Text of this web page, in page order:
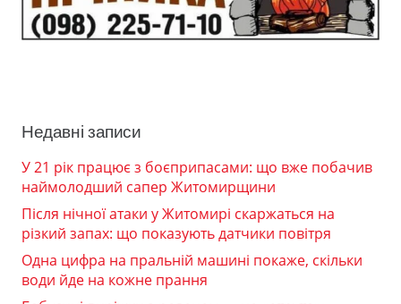
Недавні записи
У 21 рік працює з боєприпасами: що вже побачив
наймолодший сапер Житомирщини
Після нічної атаки у Житомирі скаржаться на
різкий запах: що показують датчики повітря
Одна цифра на пральній машині покаже, скільки
води йде на кожне прання